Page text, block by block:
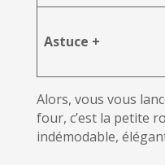
Astuce +
Alors, vous vous
four, c’est la petite
indémodable,